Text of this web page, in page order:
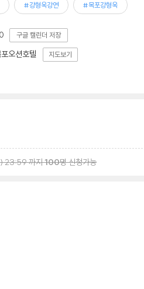
#강형욱강연 #목포강형욱
구글 캘린더 저장
오션호텔 지도보기
23:59까지100명 신청가능